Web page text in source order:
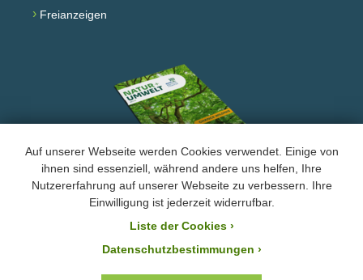
Auf unserer Webseite werden Cookies verwendet. Einige von
ihnen sind essenziell, während andere uns helfen, Ihre
Nutzererfahrung auf unserer Webseite zu verbessern. Ihre
Einwilligung ist jederzeit widerrufbar.
Liste der Cookies ›
Datenschutzbestimmungen ›
› Freianzeigen
FacebookInstagramYouTube
› Impressum und Datenschutz